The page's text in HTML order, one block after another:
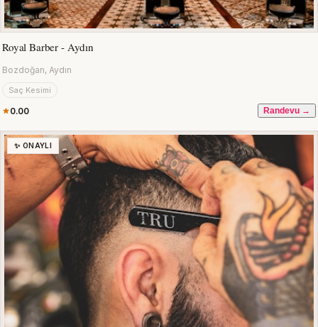
Royal Barber - Aydın
Bozdoğan, Aydın
Saç Kesimi
0.00 Randevu →
✨ ONAYLI